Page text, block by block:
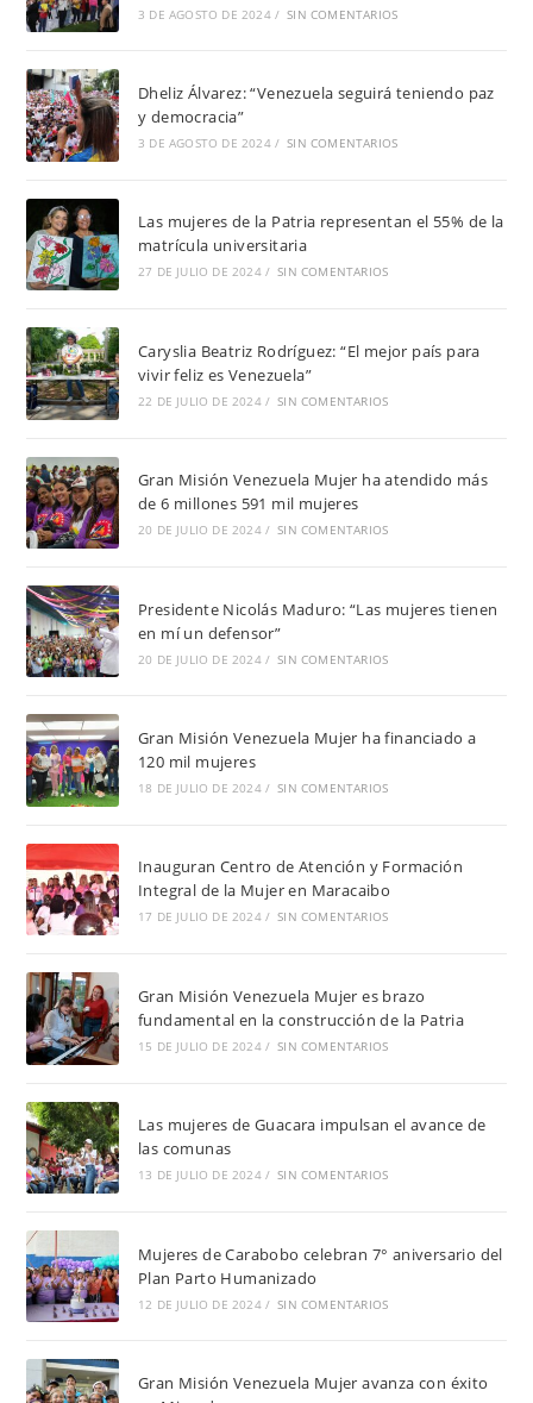
3 DE AGOSTO DE 2024 / SIN COMENTARIOS
Dheliz Álvarez: “Venezuela seguirá teniendo paz
y democracia”
3 DE AGOSTO DE 2024 / SIN COMENTARIOS
Las mujeres de la Patria representan el 55% de la
matrícula universitaria
27 DE JULIO DE 2024 / SIN COMENTARIOS
Caryslia Beatriz Rodríguez: “El mejor país para
vivir feliz es Venezuela”
22 DE JULIO DE 2024 / SIN COMENTARIOS
Gran Misión Venezuela Mujer ha atendido más
de 6 millones 591 mil mujeres
20 DE JULIO DE 2024 / SIN COMENTARIOS
Presidente Nicolás Maduro: “Las mujeres tienen
en mí un defensor”
20 DE JULIO DE 2024 / SIN COMENTARIOS
Gran Misión Venezuela Mujer ha financiado a
120 mil mujeres
18 DE JULIO DE 2024 / SIN COMENTARIOS
Inauguran Centro de Atención y Formación
Integral de la Mujer en Maracaibo
17 DE JULIO DE 2024 / SIN COMENTARIOS
Gran Misión Venezuela Mujer es brazo
fundamental en la construcción de la Patria
15 DE JULIO DE 2024 / SIN COMENTARIOS
Las mujeres de Guacara impulsan el avance de
las comunas
13 DE JULIO DE 2024 / SIN COMENTARIOS
Mujeres de Carabobo celebran 7° aniversario del
Plan Parto Humanizado
12 DE JULIO DE 2024 / SIN COMENTARIOS
Gran Misión Venezuela Mujer avanza con éxito